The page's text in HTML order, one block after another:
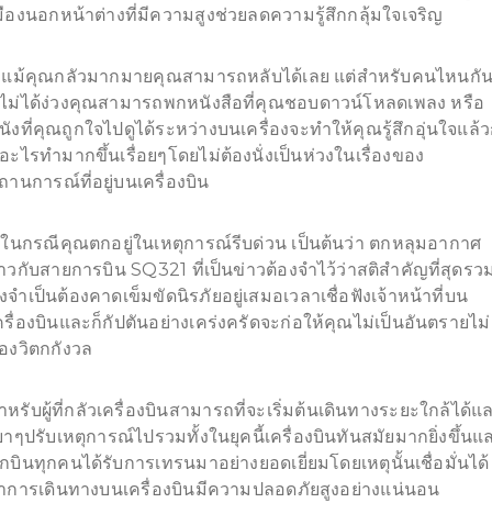
องนอกหน้าต่างที่มีความสูงช่วยลดความรู้สึกกลุ้มใจเจริญ
แม้คุณกลัวมากมายคุณสามารถหลับได้เลย แต่สำหรับคนไหนกั
ม่ได้ง่วงคุณสามารถพกหนังสือที่คุณชอบดาวน์โหลดเพลง หรือ
งที่คุณถูกใจไปดูได้ระหว่างบนเครื่องจะทำให้คุณรู้สึกอุ่นใจแล้
ะไรทำมากขึ้นเรื่อยๆโดยไม่ต้องนั่งเป็นห่วงในเรื่องของ
านการณ์ที่อยู่บนเครื่องบิน
นกรณีคุณตกอยู่ในเหตุการณ์รีบด่วน เป็นต้นว่า ตกหลุมอากาศ
วกับสายการบิน SQ321 ที่เป็นข่าวต้องจำไว้ว่าสติสำคัญที่สุดรว
จำเป็นต้องคาดเข็มขัดนิรภัยอยู่เสมอเวลาเชื่อฟังเจ้าหน้าที่บน
รื่องบินและก็กัปตันอย่างเคร่งครัดจะก่อให้คุณไม่เป็นอันตรายไม่
งวิตกกังวล
หรับผู้ที่กลัวเครื่องบินสามารถที่จะเริ่มต้นเดินทางระยะใกล้ได้แ
าๆปรับเหตุการณ์ไปรวมทั้งในยุคนี้เครื่องบินทันสมัยมากยิ่งขึ้นแ
บินทุกคนได้รับการเทรนมาอย่างยอดเยี่ยมโดยเหตุนั้นเชื่อมั่นได้
การเดินทางบนเครื่องบินมีความปลอดภัยสูงอย่างแน่นอน